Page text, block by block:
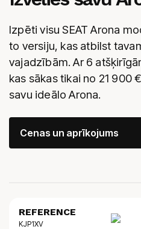
Izpēti visu SEAT Arona
to versiju, kas atbilst
vajadzībām. Ar 6
kas sākas tikai no 21 900
savu ideālo Arona.
Cenas un aprīkojums
REFERENCE
KJP1XV